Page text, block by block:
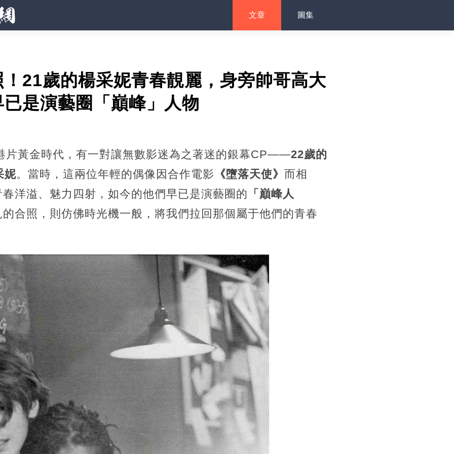
文章 圖集
21歲的楊采妮青春靚麗，身旁帥哥高大
是演藝圈「巔峰」人物
片黃金時代，有一對讓無數影迷為之著迷的銀幕CP——22歲的
妮。當時，這兩位年輕的偶像因合作電影 《墮落天使》 而相
洋溢、魅力四射，如今的他們早已是演藝圈的
「巔峰人
合照，則仿佛時光機一般，將我們拉回那個屬于他們的青春